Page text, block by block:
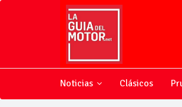
Noticias Clásicos